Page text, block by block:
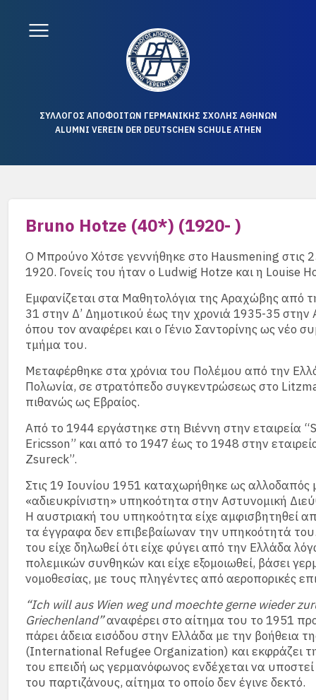
ΣΥΛΛΟΓΟΣ ΑΠΟΦΟΙΤΩΝ ΓΕΡΜΑΝΙΚΗΣ ΣΧΟΛΗΣ ΑΘΗΝΩΝ
ALUMNI VEREIN DER DEUTSCHEN SCHULE ATHEN
Bruno Hotze (40*) (1920- )
Ο Μπρούνο Χότσε γεννήθηκε στο Hausmening στις
1920. Γονείς του ήταν ο Ludwig Hotze και η Louise
Εμφανίζεται στα Μαθητολόγια της Αραχώβης από
31 στην Δ’ Δημοτικού έως την χρονιά 1935-35 στην
όπου τον αναφέρει και ο Γένιο Σαντορίνης ως νέο
τμήμα του.
Μεταφέρθηκε στα χρόνια του Πολέμου από την
Πολωνία, σε στρατόπεδο συγκεντρώσεως στο
πιθανώς ως Εβραίος.
Από το 1944 εργάστηκε στη Βιέννη στην εταιρεία
Ericsson” και από το 1947 έως το 1948 στην
Zsureck”.
Στις 19 Ιουνίου 1951 καταχωρήθηκε ως αλλοδαπός
«αδιευκρίνιστη» υπηκοότητα στην Αστυνομική
Η αυστριακή του υπηκοότητα είχε αμφισβητηθεί
τα έγγραφα δεν επιβεβαίωναν την υπηκοότητά
του είχε δηλωθεί ότι είχε φύγει από την Ελλάδα
πολεμικών συνθηκών και είχε εξομοιωθεί, βάσει
νομοθεσίας, με τους πληγέντες από αεροπορικές
“Ich will aus Wien weg und moechte gerne wieder
Griechenland”αναφέρει στο αίτημα του το 1951
πάρει άδεια εισόδου στην Ελλάδα με την βοήθεια
(International Refugee Organization) και εκφράζει
του επειδή ως γερμανόφωνος ενδέχεται να
του παρτιζάνους, αίτημα το οποίο δεν έγινε δεκτό.